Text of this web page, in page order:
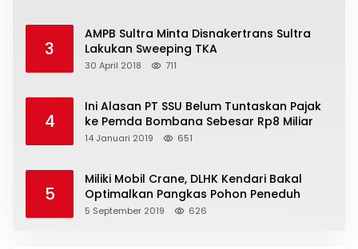
3
AMPB Sultra Minta Disnakertrans Sultra
Lakukan Sweeping TKA
30 April 2018 711
4
Ini Alasan PT SSU Belum Tuntaskan Pajak
ke Pemda Bombana Sebesar Rp8 Miliar
14 Januari 2019 651
5
Miliki Mobil Crane, DLHK Kendari Bakal
Optimalkan Pangkas Pohon Peneduh
5 September 2019 626